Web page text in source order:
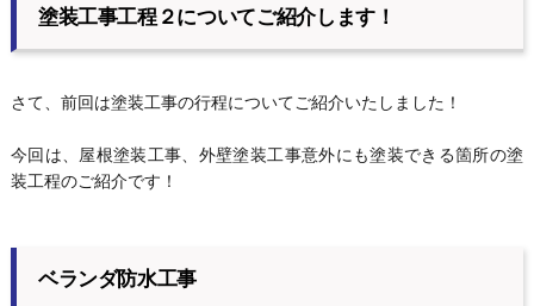
塗装工事工程２についてご紹介します！
さて、前回は塗装工事の行程についてご紹介いたしました！
今回は、屋根塗装工事、外壁塗装工事意外にも塗装できる箇所の塗
装工程のご紹介です！
ベランダ防水工事